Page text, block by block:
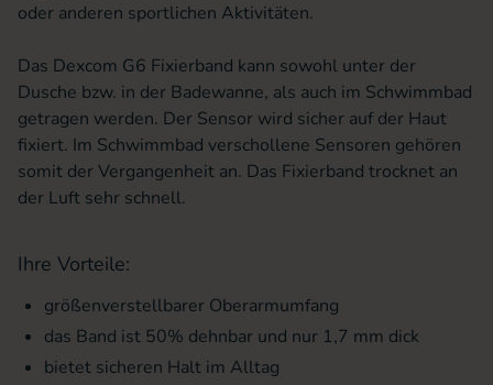
oder anderen sportlichen Aktivitäten.
Das Dexcom G6 Fixierband kann sowohl unter der
Dusche bzw. in der Badewanne, als auch im Schwimmbad
getragen werden. Der Sensor wird sicher auf der Haut
fixiert. Im Schwimmbad verschollene Sensoren gehören
somit der Vergangenheit an. Das Fixierband trocknet an
der Luft sehr schnell.
Ihre Vorteile:
größenverstellbarer Oberarmumfang
das Band ist 50% dehnbar und nur 1,7 mm dick
bietet sicheren Halt im Alltag